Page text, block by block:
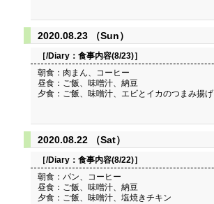
2020.08.23 （Sun）
［/Diary： 食事内容(8/23)］
朝食：肉まん、コーヒー
昼食：ご飯、味噌汁、納豆
夕食：ご飯、味噌汁、エビとイカのつまみ揚げ
2020.08.22 （Sat）
［/Diary： 食事内容(8/22)］
朝食：パン、コーヒー
昼食：ご飯、味噌汁、納豆
夕食：ご飯、味噌汁、塩焼きチキン